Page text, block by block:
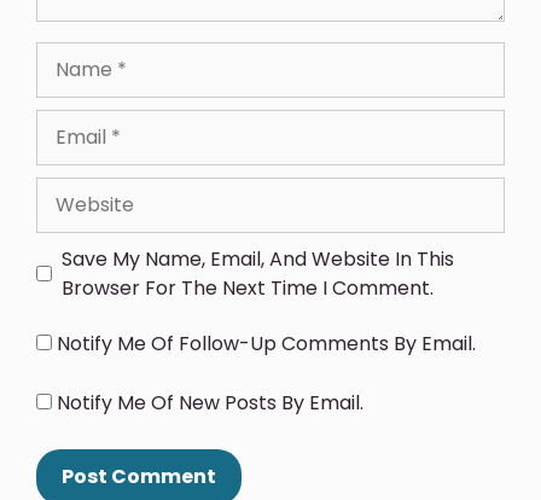
Save My Name, Email, And Website In This
Browser For The Next Time I Comment.
Notify Me Of Follow-Up Comments By Email.
Notify Me Of New Posts By Email.